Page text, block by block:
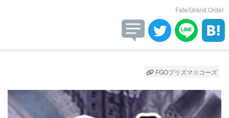
Fate/Grand Order
FGOプリズマ☆コーズ